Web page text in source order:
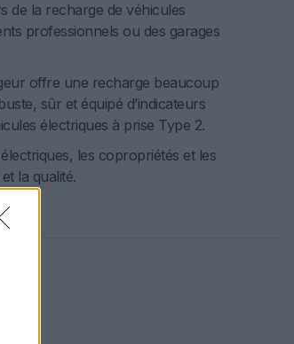
de la recharge de véhicules
professionnels ou des garages
offre une recharge beaucoup
sûr et équipé d’indicateurs
électriques à prise Type 2.
les copropriétés et les
la qualité.